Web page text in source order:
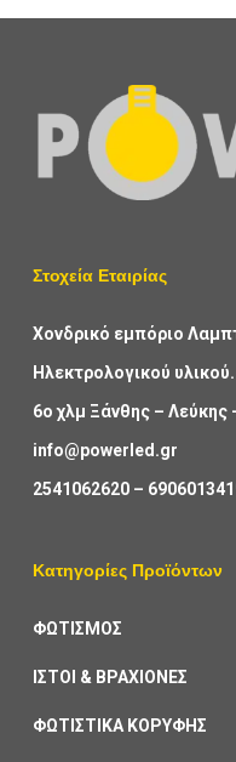
Στοχεία Εταιρίας
Χονδρικό εμπόριο
Ηλεκτρολογικού υλικού.
6ο χλμ Ξάνθης – Λεύκης
info@powerled.gr
2541062620–
Κατηγορίες Προϊόντων
ΦΩΤΙΣΜΟΣ
ΙΣΤΟΙ & ΒΡΑΧΙΟΝΕΣ
ΦΩΤΙΣΤΙΚΑ ΚΟΡΥΦΗΣ